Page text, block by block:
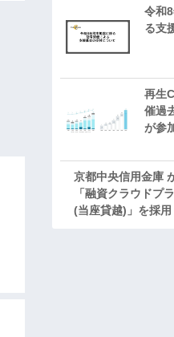
令和
る支
再生
催過
が参
京都中央信用金庫
「融資クラウドプ
(当座貸越)」を採用